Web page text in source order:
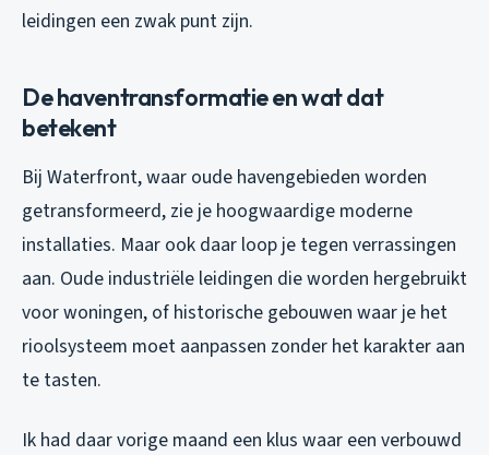
leidingen een zwak punt zijn.
De haventransformatie en wat dat
betekent
Bij Waterfront, waar oude havengebieden worden
getransformeerd, zie je hoogwaardige moderne
installaties. Maar ook daar loop je tegen verrassingen
aan. Oude industriële leidingen die worden hergebruikt
voor woningen, of historische gebouwen waar je het
rioolsysteem moet aanpassen zonder het karakter aan
te tasten.
Ik had daar vorige maand een klus waar een verbouwd